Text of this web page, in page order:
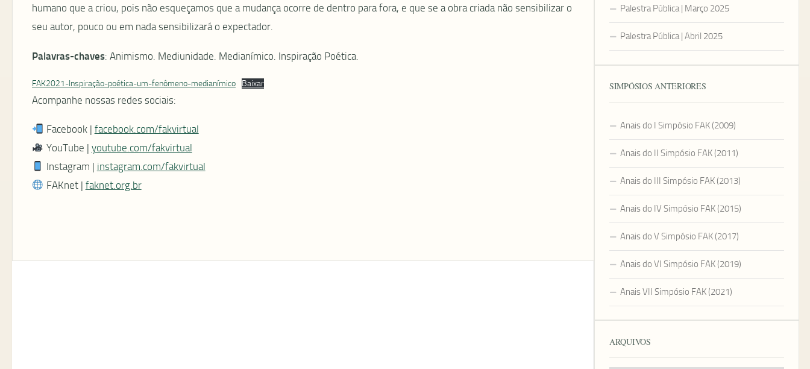
humano que a criou, pois não esqueçamos que a mudança ocorre de dentro para fora, e que se a obra criada não sensibilizar o
seu autor, pouco ou em nada sensibilizará o expectador.
Palavras-chaves: Animismo. Mediunidade. Medianímico. Inspiração Poética.
FAK2021-Inspiração-poética-um-fenômeno-medianímico Baixar
Acompanhe nossas redes sociais:
Facebook | facebook.com/fakvirtual
YouTube | youtube.com/fakvirtual
Instagram | instagram.com/fakvirtual
FAKnet | faknet.org.br
Palestra Pública | Março 2025
Palestra Pública | Abril 2025
SIMPÓSIOS ANTERIORES
Anais do I Simpósio FAK (2009)
Anais do II Simpósio FAK (2011)
Anais do III Simpósio FAK (2013)
Anais do IV Simpósio FAK (2015)
Anais do V Simpósio FAK (2017)
Anais do VI Simpósio FAK (2019)
Anais VII Simpósio FAK (2021)
ARQUIVOS